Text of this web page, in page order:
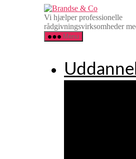
Brandse
&
Co
Vi hjælper professionelle
rådgivningsvirksomheder
Menu